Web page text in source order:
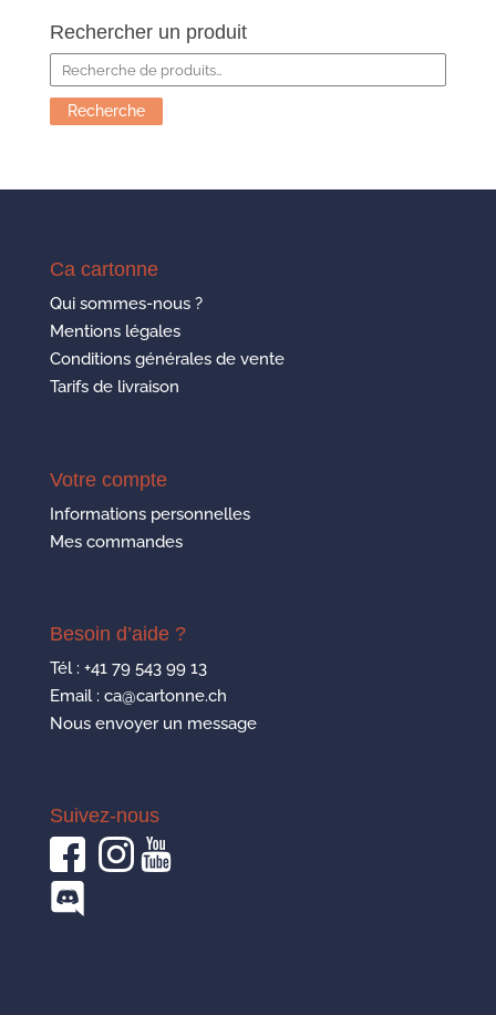
Rechercher un produit
Recherche
pour :
Recherche
Ca cartonne
Qui sommes-nous ?
Mentions légales
Conditions générales de vente
Tarifs de livraison
Votre compte
Informations personnelles
Mes commandes
Besoin d’aide ?
Tél : +41 79 543 99 13
Email : ca@cartonne.ch
Nous envoyer un message
Suivez-nous